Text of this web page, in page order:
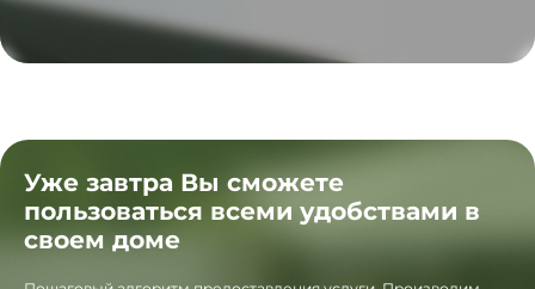
Уже завтра Вы сможете
пользоваться всеми удобствами в
своем доме